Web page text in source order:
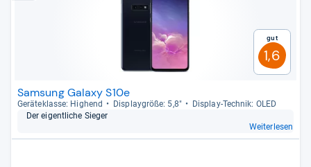
Gut
1,6
Samsung Galaxy S10e
Gerä­te­klasse: Hig­hend Dis­play­größe: 5,8"
Dis­play-​Tech­nik: OLED
Der eigent­li­che Sie­ger
Weiterlesen